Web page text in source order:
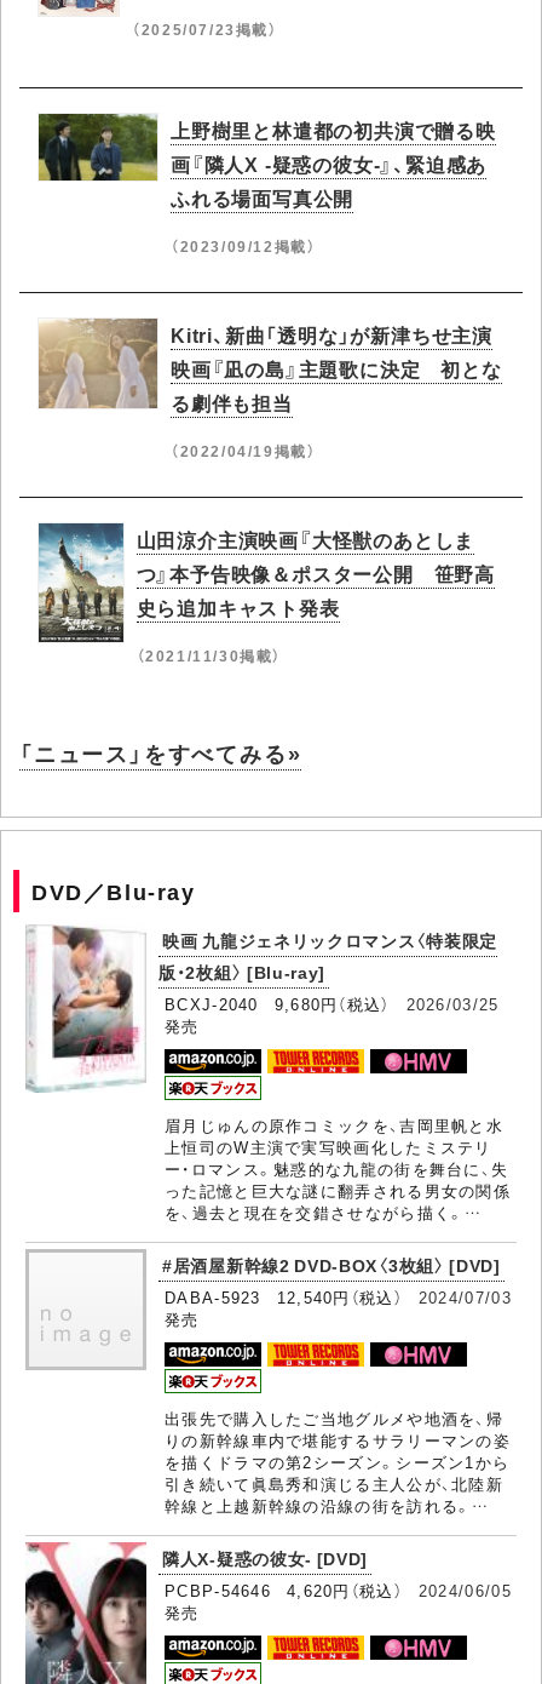
（2025/07/23掲載）
上野樹里と林遣都の初共演で贈る映
画『隣人X -疑惑の彼女-』、緊迫感あ
ふれる場面写真公開
（2023/09/12掲載）
Kitri、新曲「透明な」が新津ちせ主演
映画『凪の島』主題歌に決定 初とな
る劇伴も担当
（2022/04/19掲載）
山田涼介主演映画『大怪獣のあとしま
つ』本予告映像＆ポスター公開 笹野高
史ら追加キャスト発表
（2021/11/30掲載）
「ニュース」をすべてみる»
DVD／Blu-ray
映画 九龍ジェネリックロマンス〈特装限定
版・2枚組〉 [Blu-ray]
BCXJ-2040 9,680円（税込） 2026/03/25
発売
眉月じゅんの原作コミックを、吉岡里帆と水
上恒司のW主演で実写映画化したミステリ
ー・ロマンス。魅惑的な九龍の街を舞台に、失
った記憶と巨大な謎に翻弄される男女の関係
を、過去と現在を交錯させながら描く。…
#居酒屋新幹線2 DVD-BOX〈3枚組〉 [DVD]
DABA-5923 12,540円（税込） 2024/07/03
発売
出張先で購入したご当地グルメや地酒を、帰
りの新幹線車内で堪能するサラリーマンの姿
を描くドラマの第2シーズン。シーズン1から
引き続いて眞島秀和演じる主人公が、北陸新
幹線と上越新幹線の沿線の街を訪れる。…
隣人X-疑惑の彼女- [DVD]
PCBP-54646 4,620円（税込） 2024/06/05
発売